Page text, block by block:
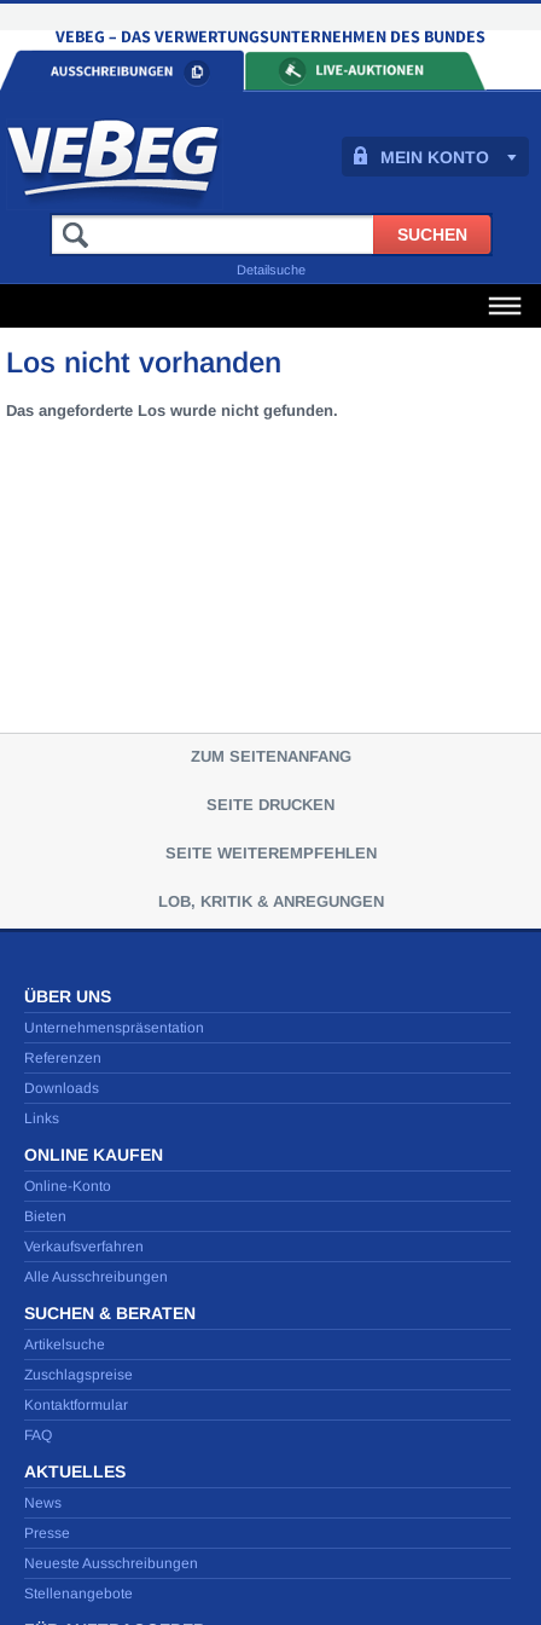
MEIN KONTO
Detailsuche
Los nicht vorhanden
Das angeforderte Los wurde nicht gefunden.
ZUM SEITENANFANG
SEITE DRUCKEN
SEITE WEITEREMPFEHLEN
LOB, KRITIK & ANREGUNGEN
ÜBER UNS
Unternehmenspräsentation
Referenzen
Downloads
Links
ONLINE KAUFEN
Online-Konto
Bieten
Verkaufsverfahren
Alle Ausschreibungen
SUCHEN & BERATEN
Artikelsuche
Zuschlagspreise
Kontaktformular
FAQ
AKTUELLES
News
Presse
Neueste Ausschreibungen
Stellenangebote